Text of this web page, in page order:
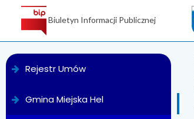
Biuletyn Informacji Publicznej
Rejestr Umów
Gmina Miejska Hel